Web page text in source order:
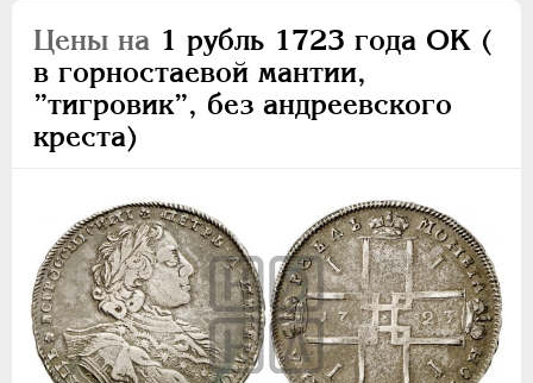
Цены на 1 рубль 1723 года OK (
в горностаевой мантии,
”тигровик”, без андреевского
креста)
Серебро
1 рубль
Полтина
Полуполтинник
Гривна
10 денег
5 копеек
Алтын(ник)
1 копейка